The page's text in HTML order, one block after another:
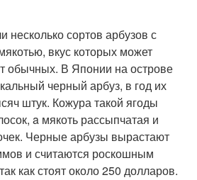
сортов арбузов с
вкус которых может
обычных. В Японии на острове
черный арбуз, в год их
штук. Кожура такой ягоды
a мякоть рассыпчатая и
Черные арбузы вырастают
и считаются роскошным
как стоят около 250 долларов.